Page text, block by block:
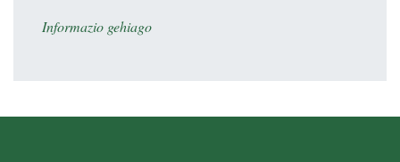
Informazio gehiago